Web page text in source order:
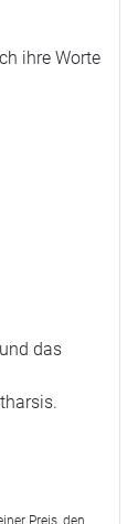
ihre Worte
das
Preis, den